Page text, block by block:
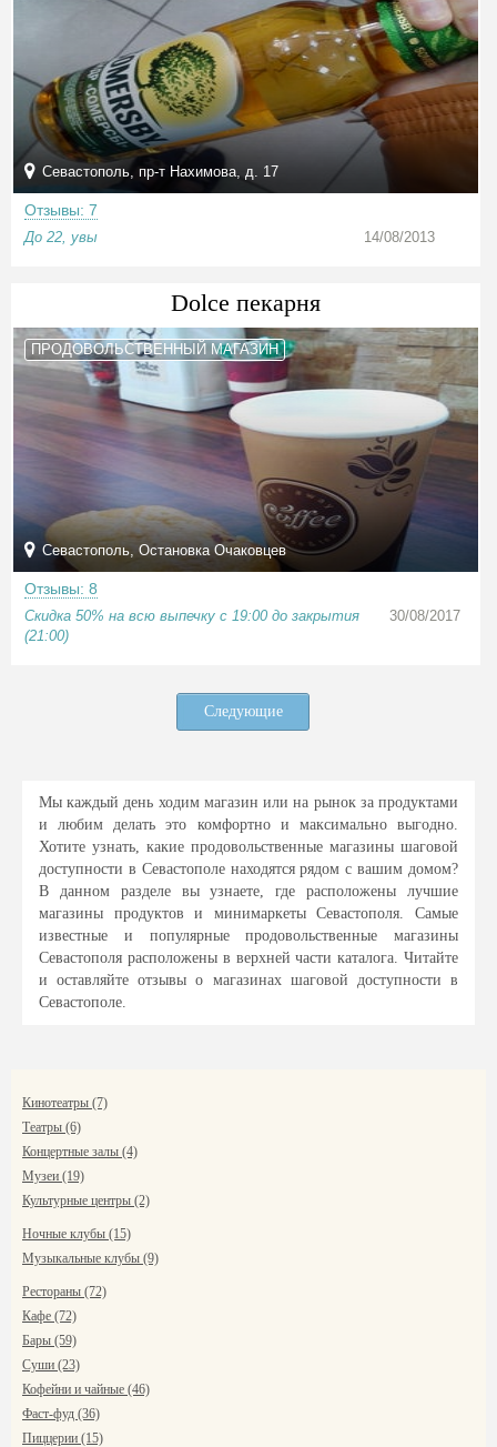
Севастополь, пр-т Нахимова, д. 17
Отзывы: 7
До 22, увы 14/08/2013
Dolce пекарня
ПРОДОВОЛЬСТВЕННЫЙ МАГАЗИН
Севастополь, Остановка Очаковцев
Отзывы: 8
Скидка 50% на всю выпечку с 19:00 до закрытия
(21:00)
30/08/2017
Следующие
Мы каждый день ходим магазин или на рынок за продуктами
и любим делать это комфортно и максимально выгодно.
Хотите узнать, какие продовольственные магазины шаговой
доступности в Севастополе находятся рядом с вашим домом?
В данном разделе вы узнаете, где расположены лучшие
магазины продуктов и минимаркеты Севастополя. Самые
известные и популярные продовольственные магазины
Севастополя расположены в верхней части каталога. Читайте
и оставляйте отзывы о магазинах шаговой доступности в
Севастополе.
Кинотеатры (7)
Театры (6)
Концертные залы (4)
Музеи (19)
Культурные центры (2)
Ночные клубы (15)
Музыкальные клубы (9)
Рестораны (72)
Кафе (72)
Бары (59)
Суши (23)
Кофейни и чайные (46)
Фаст-фуд (36)
Пиццерии (15)